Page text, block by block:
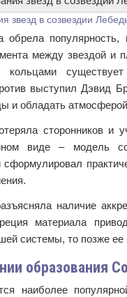
звезд в созвездии
популярность,
между звездой
кольцами
выступил Дэвид
и обладать
сторонников и
виде – модель
наличие
материала
системы, то позже
образования
наиболее